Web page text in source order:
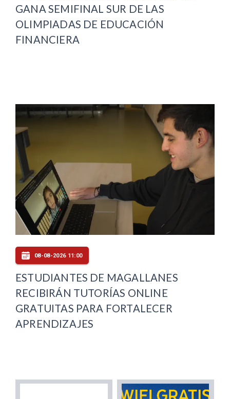
GANA SEMIFINAL SUR DE LAS
OLIMPIADAS DE EDUCACIÓN
FINANCIERA
08-08-2026 11:00
ESTUDIANTES DE MAGALLANES
RECIBIRÁN TUTORÍAS ONLINE
GRATUITAS PARA FORTALECER
APRENDIZAJES